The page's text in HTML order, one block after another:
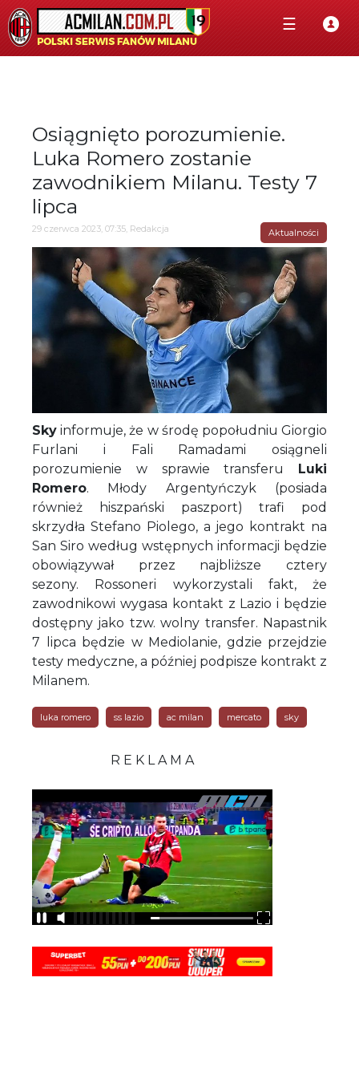
☰
Osiągnięto porozumienie.
Luka Romero zostanie
zawodnikiem Milanu. Testy 7
lipca
29 czerwca 2023, 07:35, Redakcja Aktualności
Sky informuje, że w środę popołudniu Giorgio
Furlani i Fali Ramadami osiągneli
porozumienie w sprawie transferu Luki
Romero. Młody Argentyńczyk (posiada
również hiszpański paszport) trafi pod
skrzydła Stefano Piolego, a jego kontrakt na
San Siro według wstępnych informacji będzie
obowiązywał przez najbliższe cztery
sezony. Rossoneri wykorzystali fakt, że
zawodnikowi wygasa kontakt z Lazio i będzie
dostępny jako tzw. wolny transfer. Napastnik
7 lipca będzie w Mediolanie, gdzie przejdzie
testy medyczne, a później podpisze kontrakt z
Milanem.
luka romero ss lazio ac milan mercato sky
R E K L A M A